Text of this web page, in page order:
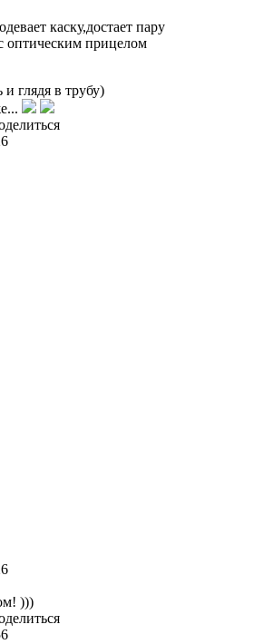
каску,достает пару
оптическим прицелом
и глядя в трубу)
)))